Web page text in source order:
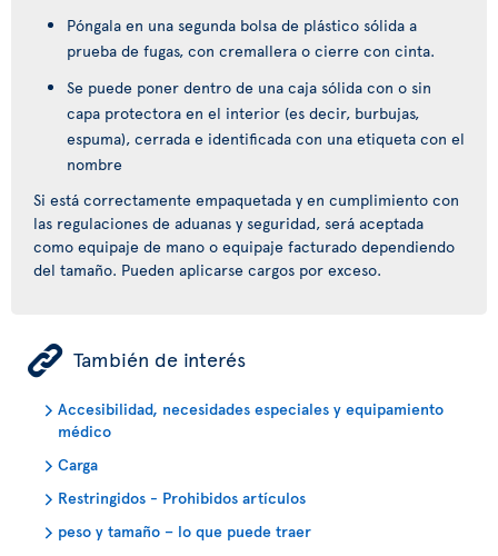
Póngala en una segunda bolsa de plástico sólida a
prueba de fugas, con cremallera o cierre con cinta.
Se puede poner dentro de una caja sólida con o sin
capa protectora en el interior (es decir, burbujas,
espuma), cerrada e identificada con una etiqueta con el
nombre
Si está correctamente empaquetada y en cumplimiento con
las regulaciones de aduanas y seguridad, será aceptada
como equipaje de mano o equipaje facturado dependiendo
del tamaño. Pueden aplicarse cargos por exceso.
ÿ También de interés
Accesibilidad, necesidades especiales y equipamiento
médico
Carga
Restringidos - Prohibidos artículos
peso y tamaño – lo que puede traer